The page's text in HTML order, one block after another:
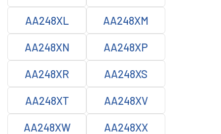
AA248XL AA248XM
AA248XN AA248XP
AA248XR AA248XS
AA248XT AA248XV
AA248XW AA248XX